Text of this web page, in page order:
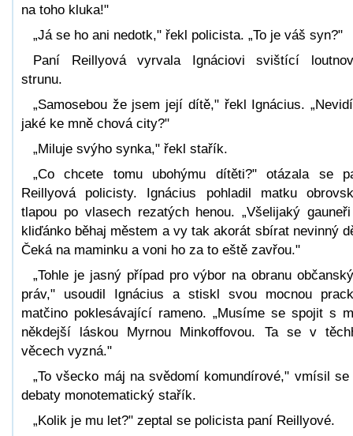
na toho kluka!"
„Já se ho ani nedotk," řekl policista. „To je váš syn?"
Paní Reillyová vyrvala Ignáciovi svištící
strunu.
„Samosebou že jsem její dítě," řekl Ignácius.
jaké ke mně chová city?"
„Miluje svýho synka," řekl stařík.
„Co chcete tomu ubohýmu dítěti?" otázala se
Reillyová policisty. Ignácius pohladil matku
tlapou po vlasech rezatých henou. „Všelijaký
kliďánko běhaj městem a vy tak akorát sbírat nevinný
Čeká na maminku a voni ho za to eště zavřou."
„Tohle je jasný případ pro výbor na obranu
práv," usoudil Ignácius a stiskl svou mocnou
matčino poklesávající rameno. „Musíme se spojit s
někdejší láskou Myrnou Minkoffovou. Ta se v
věcech vyzná."
„To všecko máj na svědomí komundírové," vmísil se
debaty monotematický stařík.
„Kolik je mu let?" zeptal se policista paní Reillyové.